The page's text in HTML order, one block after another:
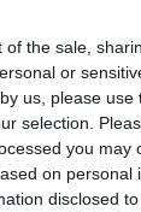
of the sale,
or
us, please use
selection.
you may
on personal
disclosed